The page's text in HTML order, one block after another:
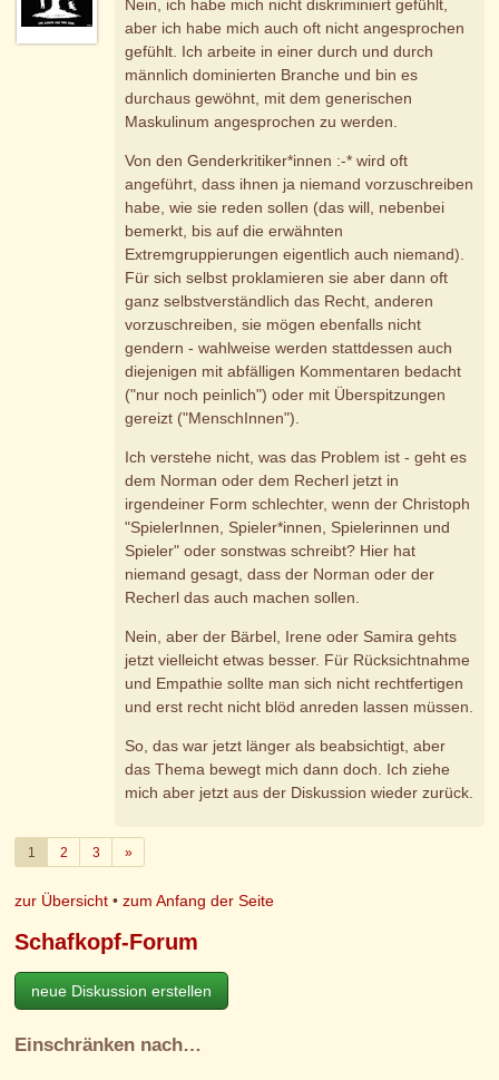
Nein, ich habe mich nicht diskriminiert gefühlt,
aber ich habe mich auch oft nicht angesprochen
gefühlt. Ich arbeite in einer durch und durch
männlich dominierten Branche und bin es
durchaus gewöhnt, mit dem generischen
Maskulinum angesprochen zu werden.
Von den Genderkritiker*innen :-* wird oft
angeführt, dass ihnen ja niemand vorzuschreiben
habe, wie sie reden sollen (das will, nebenbei
bemerkt, bis auf die erwähnten
Extremgruppierungen eigentlich auch niemand).
Für sich selbst proklamieren sie aber dann oft
ganz selbstverständlich das Recht, anderen
vorzuschreiben, sie mögen ebenfalls nicht
gendern - wahlweise werden stattdessen auch
diejenigen mit abfälligen Kommentaren bedacht
("nur noch peinlich") oder mit Überspitzungen
gereizt ("MenschInnen").
Ich verstehe nicht, was das Problem ist - geht es
dem Norman oder dem Recherl jetzt in
irgendeiner Form schlechter, wenn der Christoph
"SpielerInnen, Spieler*innen, Spielerinnen und
Spieler" oder sonstwas schreibt? Hier hat
niemand gesagt, dass der Norman oder der
Recherl das auch machen sollen.
Nein, aber der Bärbel, Irene oder Samira gehts
jetzt vielleicht etwas besser. Für Rücksichtnahme
und Empathie sollte man sich nicht rechtfertigen
und erst recht nicht blöd anreden lassen müssen.
So, das war jetzt länger als beabsichtigt, aber
das Thema bewegt mich dann doch. Ich ziehe
mich aber jetzt aus der Diskussion wieder zurück.
1 2 3 »Weiter
zur Übersicht •zum Anfang der Seite
Schafkopf-Forum
neue Diskussion erstellen
Einschränken nach…